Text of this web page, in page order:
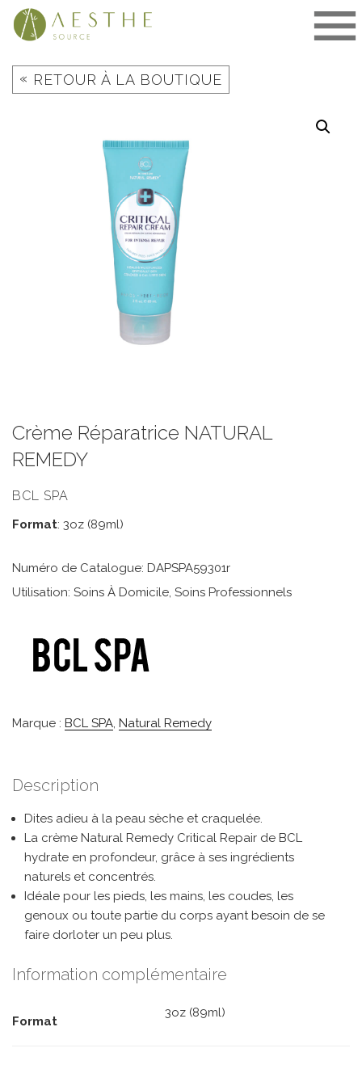
Aller
« RETOUR À LA BOUTIQUE
Crème Réparatrice NATURAL
REMEDY
BCL SPA
Format: 3oz (89ml)
Numéro de Catalogue: DAPSPA59301r
Utilisation: Soins À Domicile, Soins Professionnels
Marque : BCL SPA, Natural Remedy
Description
Dites adieu à la peau sèche et craquelée.
La crème Natural Remedy Critical Repair de BCL
hydrate en profondeur, grâce à ses ingrédients
naturels et concentrés.
Idéale pour les pieds, les mains, les coudes, les
genoux ou toute partie du corps ayant besoin de se
faire dorloter un peu plus.
Information complémentaire
Format
3oz (89ml)